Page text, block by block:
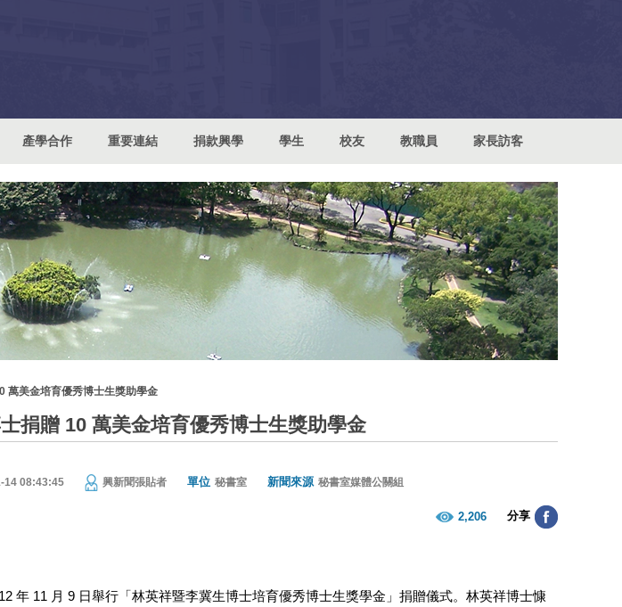
產學合作 重要連結 捐款興學 學生 校友 教職員 家長訪客
萬美金培育優秀博士生獎助學金
捐贈 10 萬美金培育優秀博士生獎助學金
14 08:43:45 興新聞張貼者 單位 秘書室 新聞來源 秘書室媒體公關組
2,206 分享
年 11 月 9 日舉行「林英祥暨李冀生博士培育優秀博士生獎學金」捐贈儀式。林英祥博士慷